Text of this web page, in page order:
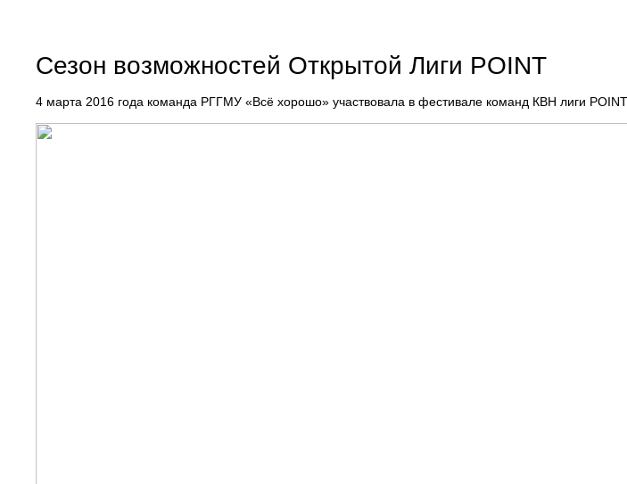
Сезон возможностей Открытой Лиги POINT
4 марта 2016 года команда РГГМУ «Всё хорошо» участвовала в фестивале команд КВН лиги POINT.